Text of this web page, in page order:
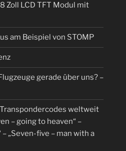
Zoll LCD TFT Modul mit
am Beispiel von STOMP
gerade über uns? –
weltweit
– going to heaven“ –
– „Seven-five – man with a